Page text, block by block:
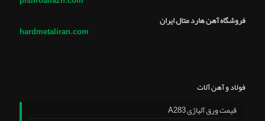
فروشگاه آهن هارد متال ایران
hardmetaliran.com
فولاد و آهن آلات
قیمت ورق آلیاژی A283